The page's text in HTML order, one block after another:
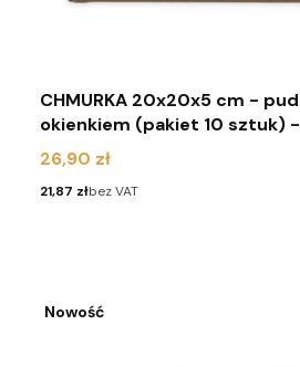
CHMURKA 20x20x5 cm -
okienkiem (pakiet 10 sztuk)
Cena
26,90 zł
Cena
21,87 złbez VAT
Nowość